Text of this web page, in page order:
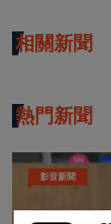
相關新聞
熱門新聞
影音新聞
請加